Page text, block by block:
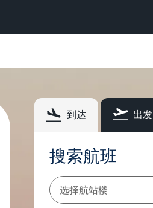
到达 出发
搜索航班
航
站
楼